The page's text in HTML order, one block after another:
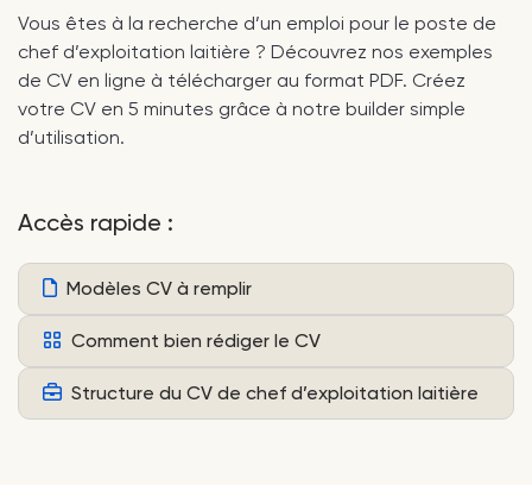
Vous êtes à la recherche d’un emploi pour le poste de
chef d’exploitation laitière ? Découvrez nos exemples
de CV en ligne à télécharger au format PDF. Créez
votre CV en 5 minutes grâce à notre builder simple
d’utilisation.
Accès rapide :
Modèles CV à remplir
Comment bien rédiger le CV
Structure du CV de chef d’exploitation laitière